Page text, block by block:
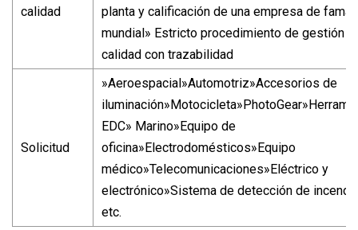
calidad
planta y calificación de una empresa de fama
mundial» Estricto procedimiento de gestión
calidad con trazabilidad
Solicitud
»Aeroespacial»Automotriz»Accesorios de
EDC» Marino»Equipo de
oficina»Electrodomésticos»Equipo
médico»Telecomunicaciones»Eléctrico y
electrónico»Sistema de detección de
etc.